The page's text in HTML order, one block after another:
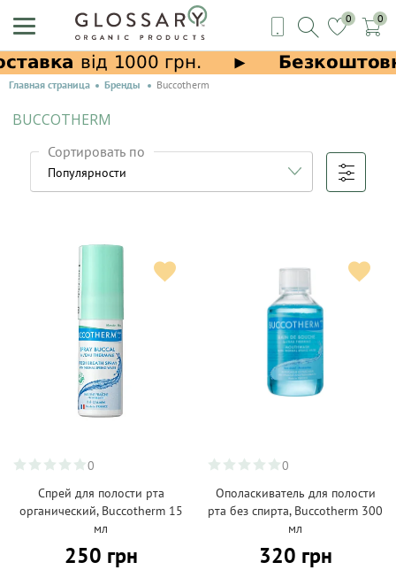
0 0
Главная страница Бренды Buccotherm
BUCCOTHERM
Сортировать по
0
Спрей для полости рта
органический, Buccotherm 15
мл
250 грн
0
Ополаскиватель для полости
рта без спирта, Buccotherm 300
мл
320 грн